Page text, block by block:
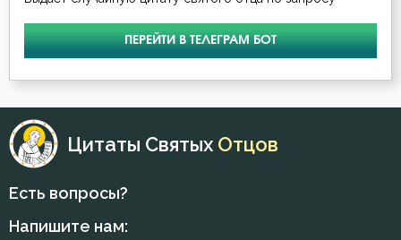
ПЕРЕЙТИ В ТЕЛЕГРАМ БОТ
Цитаты Святых Отцов
Есть вопросы?
Напишите нам: